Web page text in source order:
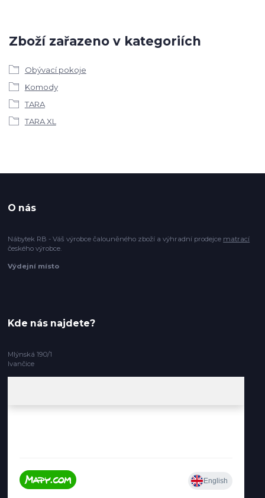
Zboží zařazeno v kategoriích
Obývací pokoje
Komody
TARA
TARA XL
O nás
Nábytek RB - Váš výrobce čalouněného zboží a výhradní prodejce matrací
českého výrobce.
Výdejní místo
Kde nás najdete?
Mlýnská 190/1
Ivančice